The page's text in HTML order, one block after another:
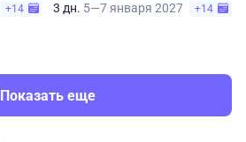
+14 3 дн. 5—7 января 2027 +14
Показать еще